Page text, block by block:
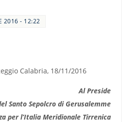
2016 - 12:22
A39
18/11/2016
Al Preside
Santo Sepolcro di Gerusalemme
per l’Italia Meridionale Tirrenica